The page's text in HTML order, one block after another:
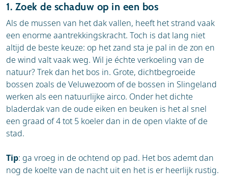
1. Zoek de schaduw op in een bos
Als de mussen van het dak vallen, heeft het strand vaak
een enorme aantrekkingskracht. Toch is dat lang niet
altijd de beste keuze: op het zand sta je pal in de zon en
de wind valt vaak weg. Wil je échte verkoeling van de
natuur? Trek dan het bos in. Grote, dichtbegroeide
bossen zoals de Veluwezoom of de bossen in Slingeland
werken als een natuurlijke airco. Onder het dichte
bladerdak van de oude eiken en beuken is het al snel
een graad of 4 tot 5 koeler dan in de open vlakte of de
stad.
Tip: ga vroeg in de ochtend op pad. Het bos ademt dan
nog de koelte van de nacht uit en het is er heerlijk rustig.